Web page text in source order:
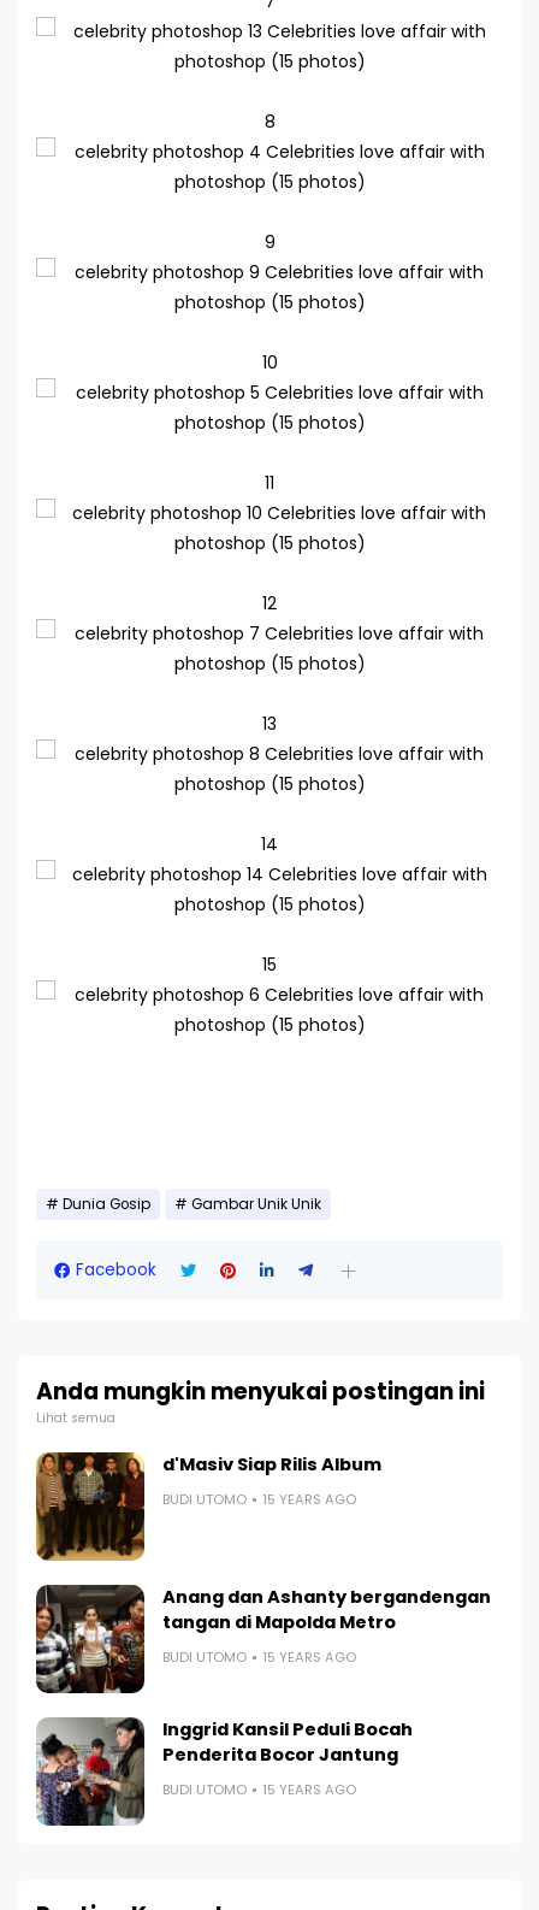
8
9
10
11
12
13
14
15
Dunia Gosip Gambar Unik Unik
Facebook
Anda mungkin menyukai postingan ini
Lihat semua
d'Masiv Siap Rilis Album
BUDI UTOMO 15 YEARS AGO
Anang dan Ashanty bergandengan
tangan di Mapolda Metro
BUDI UTOMO 15 YEARS AGO
Inggrid Kansil Peduli Bocah
Penderita Bocor Jantung
BUDI UTOMO 15 YEARS AGO